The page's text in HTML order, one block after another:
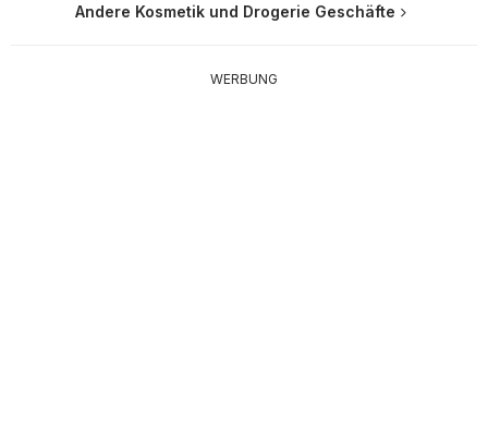
Andere Kosmetik und Drogerie Geschäfte
WERBUNG